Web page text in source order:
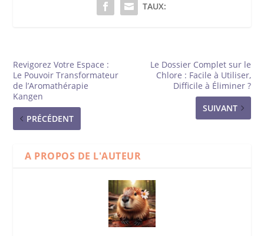
TAUX:
Revigorez Votre Espace :
Le Pouvoir Transformateur
de l’Aromathérapie
Kangen
PRÉCÉDENT
Le Dossier Complet sur le
Chlore : Facile à Utiliser,
Difficile à Éliminer ?
SUIVANT
A PROPOS DE L'AUTEUR